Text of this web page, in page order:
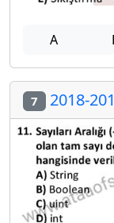
A
7 2018-